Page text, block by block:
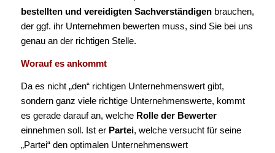
bestellten und vereidigten Sachverständigen brauchen,
der ggf. ihr Unternehmen bewerten muss, sind Sie bei uns
genau an der richtigen Stelle.
Worauf es ankommt
Da es nicht „den“ richtigen Unternehmenswert gibt,
sondern ganz viele richtige Unternehmenswerte, kommt
es gerade darauf an, welche Rolle der Bewerter
einnehmen soll. Ist er Partei, welche versucht für seine
„Partei“ den optimalen Unternehmenswert